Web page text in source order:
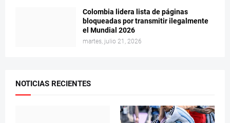
Colombia lidera lista de páginas
bloqueadas por transmitir ilegalmente
el Mundial 2026
martes, julio 21, 2026
NOTICIAS RECIENTES